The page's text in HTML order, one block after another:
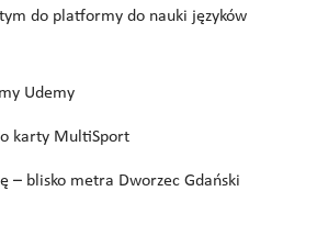
do platformy do nauki języków
Udemy
karty MultiSport
– blisko metra Dworzec Gdański